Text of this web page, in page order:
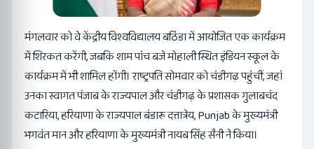
मंगलवार को वे केंद्रीय विश्वविद्यालय बठिंडा में आयोजित एक कार्यक्रम
में शिरकत करेंगी, जबकि शाम पांच बजे मोहाली स्थित इंडियन स्कूल के
कार्यक्रम में भी शामिल होंगी। राष्ट्रपति सोमवार को चंडीगढ़ पहुंचीं, जहां
उनका स्वागत पंजाब के राज्यपाल और चंडीगढ़ के प्रशासक गुलाबचंद
कटारिया, हरियाणा के राज्यपाल बंडारू दत्तात्रेय, Punjab के मुख्यमंत्री
भगवंत मान और हरियाणा के मुख्यमंत्री नायब सिंह सैनी ने किया।